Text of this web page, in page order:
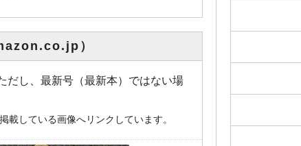
）
だし、最新号（最新本）ではない場
している画像へリンクしています。